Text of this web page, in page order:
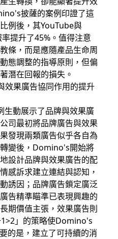
披薩的案例印證了這
例後，其YouTube與
提升了45%。值得注意
條，而是應隨產品生命周
態調整的指導原則，但偏
潛在回報的損失。
果廣告協同作用的提升
動展示了品牌與效果廣
司最初將品牌廣告與效果
發現兩類廣告似乎各自為
變後，Domino's開始將
設計品牌與效果廣告的配
感訴求建立連結與認知，
誘因；品牌廣告鎖定廣泛
告精準瞄準已表現興趣的
期價值主張，效果廣告則
」的策略使Domino's
的是，建立了可持續的消